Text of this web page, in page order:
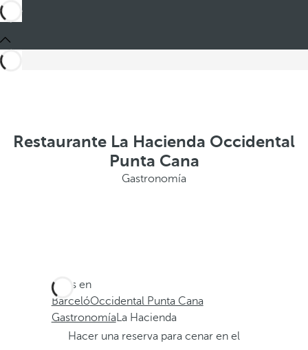
Restaurante La Hacienda Occidental
Punta Cana
Gastronomía
Estás en
BarcelóOccidental Punta Cana
GastronomíaLa Hacienda
Hacer una reserva para cenar en el